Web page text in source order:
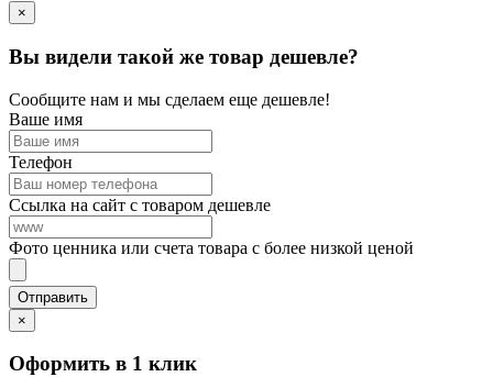
×
Вы видели такой же товар дешевле?
Сообщите нам и мы сделаем еще дешевле!
Ваше имя
Телефон
Ссылка на сайт с товаром дешевле
Фото ценника или счета товара с более низкой ценой
×
Оформить в 1 клик